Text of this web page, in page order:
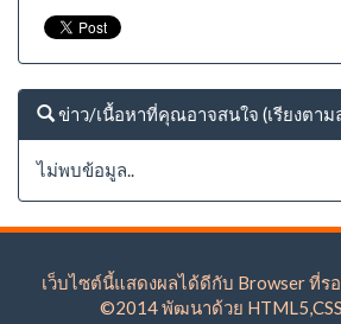
ข่าว/เนื้อหาที่คุณอาจสนใจ (เรียงตาม
ไม่พบข้อมูล..
เว็บไซต์นี้แสดงผลได้ดีกับ Browser ที่ร
©2014 พัฒนาด้วย